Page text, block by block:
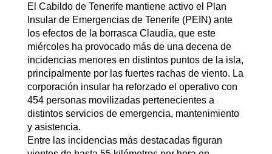
El Cabildo de Tenerife mantiene activo el Plan
Insular de Emergencias de Tenerife (PEIN) ante
los efectos de la borrasca Claudia, que este
miércoles ha provocado más de una decena de
incidencias menores en distintos puntos de la isla,
principalmente por las fuertes rachas de viento. La
corporación insular ha reforzado el operativo con
454 personas movilizadas pertenecientes a
distintos servicios de emergencia, mantenimiento
y asistencia.
Entre las incidencias más destacadas figuran